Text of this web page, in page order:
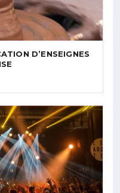
D’ENSEIGNES